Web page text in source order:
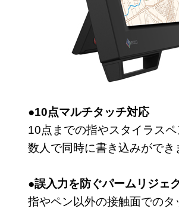
●10点マルチタッチ対応
10点までの指やスタイラス
数人で同時に書き込みができ
●誤入力を防ぐパームリジェ
指やペン以外の接触面での